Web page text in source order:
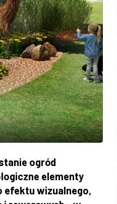
ogród
elementy
efektu wizualnego,